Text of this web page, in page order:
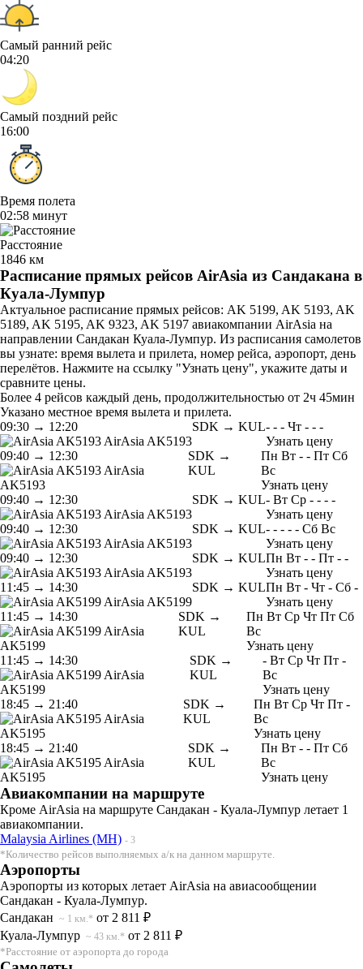
Самый ранний рейс
04:20
Самый поздний рейс
16:00
Время полета
02:58 минут
Расстояние
1846 км
Расписание прямых рейсов AirAsia из Сандакана в
Куала-Лумпур
Актуальное расписание прямых рейсов: AK 5199, AK 5193, AK
5189, AK 5195, AK 9323, AK 5197 авиакомпании AirAsia на
направлении Сандакан Куала-Лумпур. Из расписания самолетов
вы узнате: время вылета и прилета, номер рейса, аэропорт, день
перелётов. Нажмите на ссылку "Узнать цену", укажите даты и
сравните цены.
Более 4 рейсов каждый день, продолжительностью от 2ч 45мин
Указано местное время вылета и прилета.
09:30 → 12:20
AirAsia AK5193
SDK → KUL- - - Чт - - -
Узнать цену
09:40 → 12:30
AirAsia
AK5193
SDK →
KUL
Пн Вт - - Пт Сб
Вс
Узнать цену
09:40 → 12:30
AirAsia AK5193
SDK → KUL- Вт Ср - - - -
Узнать цену
09:40 → 12:30
AirAsia AK5193
SDK → KUL- - - - - Сб Вс
Узнать цену
09:40 → 12:30
AirAsia AK5193
SDK → KULПн Вт - - Пт - -
Узнать цену
11:45 → 14:30
AirAsia AK5199
SDK → KULПн Вт - Чт - Сб -
Узнать цену
11:45 → 14:30
AirAsia
AK5199
SDK →
KUL
Пн Вт Ср Чт Пт Сб
Вс
Узнать цену
11:45 → 14:30
AirAsia
AK5199
SDK →
KUL
- Вт Ср Чт Пт -
Вс
Узнать цену
18:45 → 21:40
AirAsia
AK5195
SDK →
KUL
Пн Вт Ср Чт Пт -
Вс
Узнать цену
18:45 → 21:40
AirAsia
AK5195
SDK →
KUL
Пн Вт - - Пт Сб
Вс
Узнать цену
Авиакомпании на маршруте
Кроме AirAsia на маршруте Сандакан - Куала-Лумпур летает 1
авиакомпании.
Malaysia Airlines (MH) - 3
*Количество рейсов выполняемых а/к на данном маршруте.
Аэропорты
Аэропорты из которых летает AirAsia на авиасообщении
Сандакан - Куала-Лумпур.
Сандакан ~ 1 км.* от 2 811 ₽
Куала-Лумпур ~ 43 км.* от 2 811 ₽
*Расстояние от аэропорта до города